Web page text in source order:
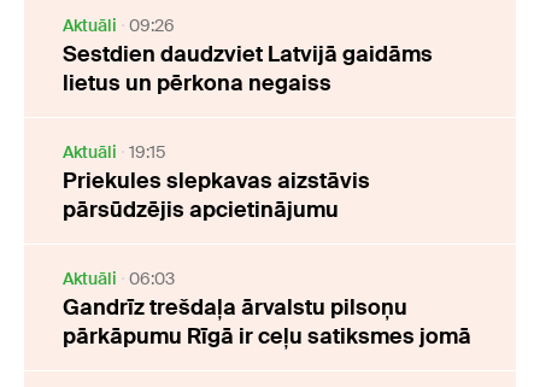
Aktuāli 09:26
Sestdien daudzviet Latvijā gaidāms
lietus un pērkona negaiss
Aktuāli 19:15
Priekules slepkavas aizstāvis
pārsūdzējis apcietinājumu
Aktuāli 06:03
Gandrīz trešdaļa ārvalstu pilsoņu
pārkāpumu Rīgā ir ceļu satiksmes jomā